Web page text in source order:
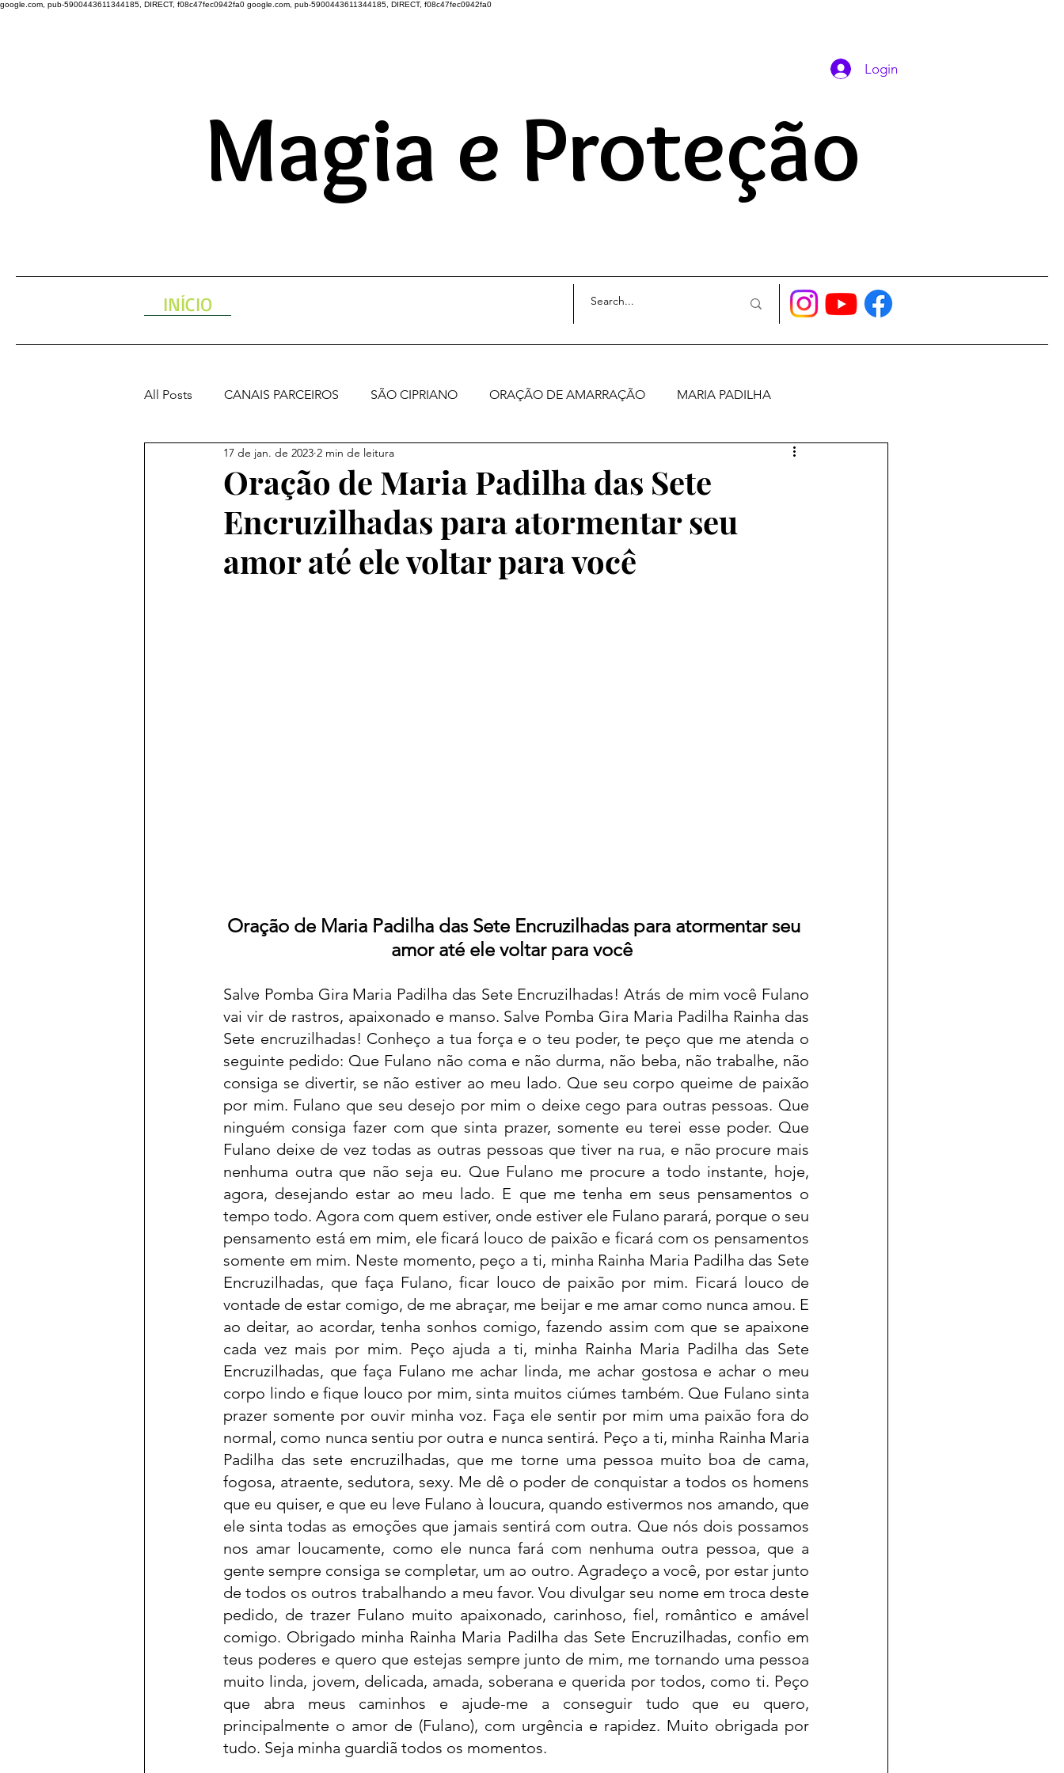
google.com, pub-5900443611344185, DIRECT, f08c47fec0942fa0 google.com, pub-5900443611344185, DIRECT, f08c47fec0942fa0
A ENERGIA DO UNIVERSO ATRAVÉS DAS ORAÇÕES
Magia e Proteção
Login
INÍCIO
All Posts CANAIS PARCEIROS SÃO CIPRIANO ORAÇÃO DE AMARRAÇÃO MARIA PADILHA
ORAÇÕES PODEROSAS
Oração de Maria Padilha das Sete
Encruzilhadas para atormentar seu
amor até ele voltar para você
17 de jan. de 2023 2 min de leitura
Oração de Maria Padilha das Sete Encruzilhadas para atormentar seu
amor até ele voltar para você
Salve Pomba Gira Maria Padilha das Sete Encruzilhadas! Atrás de mim você Fulano
vai vir de rastros, apaixonado e manso. Salve Pomba Gira Maria Padilha Rainha das
Sete encruzilhadas! Conheço a tua força e o teu poder, te peço que me atenda o
seguinte pedido: Que Fulano não coma e não durma, não beba, não trabalhe, não
consiga se divertir, se não estiver ao meu lado. Que seu corpo queime de paixão
por mim. Fulano que seu desejo por mim o deixe cego para outras pessoas. Que
ninguém consiga fazer com que sinta prazer, somente eu terei esse poder. Que
Fulano deixe de vez todas as outras pessoas que tiver na rua, e não procure mais
nenhuma outra que não seja eu. Que Fulano me procure a todo instante, hoje,
agora, desejando estar ao meu lado. E que me tenha em seus pensamentos o
tempo todo. Agora com quem estiver, onde estiver ele Fulano parará, porque o seu
pensamento está em mim, ele ficará louco de paixão e ficará com os pensamentos
somente em mim. Neste momento, peço a ti, minha Rainha Maria Padilha das Sete
Encruzilhadas, que faça Fulano, ficar louco de paixão por mim. Ficará louco de
vontade de estar comigo, de me abraçar, me beijar e me amar como nunca amou. E
ao deitar, ao acordar, tenha sonhos comigo, fazendo assim com que se apaixone
cada vez mais por mim. Peço ajuda a ti, minha Rainha Maria Padilha das Sete
Encruzilhadas, que faça Fulano me achar linda, me achar gostosa e achar o meu
corpo lindo e fique louco por mim, sinta muitos ciúmes também. Que Fulano sinta
prazer somente por ouvir minha voz. Faça ele sentir por mim uma paixão fora do
normal, como nunca sentiu por outra e nunca sentirá. Peço a ti, minha Rainha Maria
Padilha das sete encruzilhadas, que me torne uma pessoa muito boa de cama,
fogosa, atraente, sedutora, sexy. Me dê o poder de conquistar a todos os homens
que eu quiser, e que eu leve Fulano à loucura, quando estivermos nos amando, que
ele sinta todas as emoções que jamais sentirá com outra. Que nós dois possamos
nos amar loucamente, como ele nunca fará com nenhuma outra pessoa, que a
gente sempre consiga se completar, um ao outro. Agradeço a você, por estar junto
de todos os outros trabalhando a meu favor. Vou divulgar seu nome em troca deste
pedido, de trazer Fulano muito apaixonado, carinhoso, fiel, romântico e amável
comigo. Obrigado minha Rainha Maria Padilha das Sete Encruzilhadas, confio em
teus poderes e quero que estejas sempre junto de mim, me tornando uma pessoa
muito linda, jovem, delicada, amada, soberana e querida por todos, como ti. Peço
que abra meus caminhos e ajude-me a conseguir tudo que eu quero,
principalmente o amor de (Fulano), com urgência e rapidez. Muito obrigada por
tudo. Seja minha guardiã todos os momentos.